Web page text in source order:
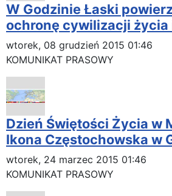
W Godzinie Łaski
ochronę cywilizacji życia
wtorek, 08 grudzień 2015 01:46
KOMUNIKAT PRASOWY
Dzień Świętości Życia w
Ikona Częstochowska w
wtorek, 24 marzec 2015 01:46
KOMUNIKAT PRASOWY